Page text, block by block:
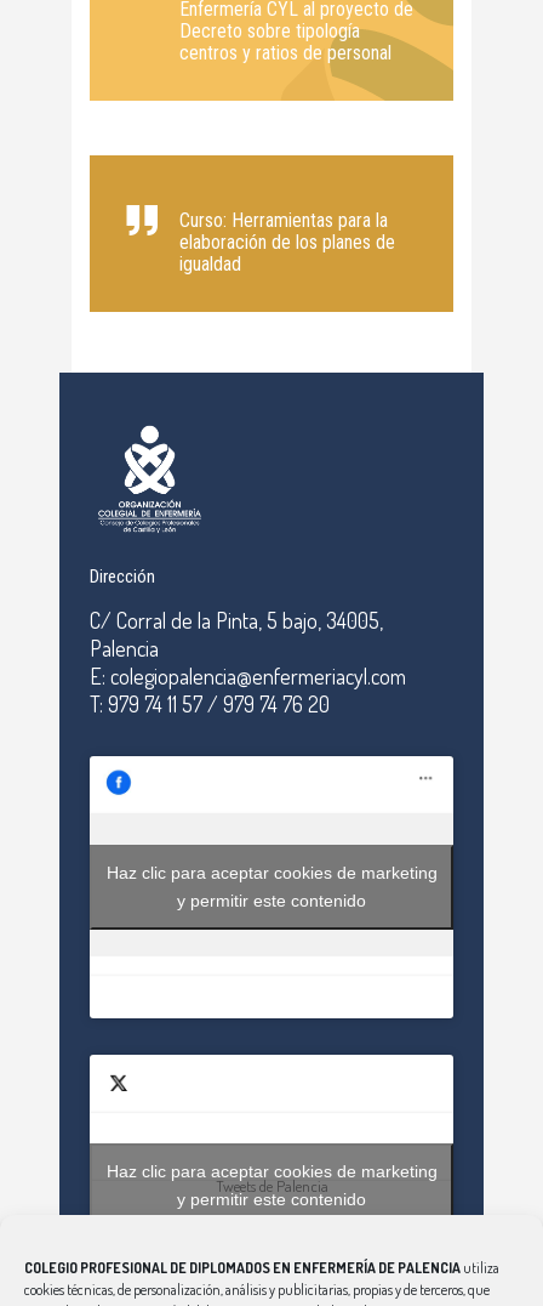
COLEGIO PROFESIONAL DE DIPLOMADOS EN ENFERMERÍA DE PALENCIA utiliza
cookies técnicas, de personalización, análisis y publicitarias, propias y de terceros, que
Enfermería CYL al proyecto de
Decreto sobre tipología
centros y ratios de personal
Curso: Herramientas para la
elaboración de los planes de
igualdad
Dirección
C/ Corral de la Pinta, 5 bajo, 34005,
Palencia
E: colegiopalencia@enfermeriacyl.com
T: 979 74 11 57 / 979 74 76 20
Haz clic para aceptar cookies de marketing
y permitir este contenido
Tweets de Palencia
Haz clic para aceptar cookies de marketing
y permitir este contenido